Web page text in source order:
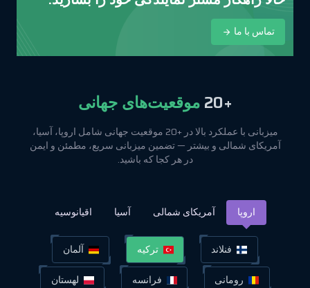
تماس با ما
+20 موقعیت‌های جهانی
میزبانی با عملکرد بالا در +20 موقعیت جهانی شامل اروپا، آسیا،
آمریکای شمالی و بیشتر — تضمین میزبانی سریع، مطمئن و ایمن
در هر کجا که باشید.
اروپا آمریکای شمالی آسیا اقیانوسیه
فنلاند ترکیه
آلمان
رومانی
فرانسه
لهستان